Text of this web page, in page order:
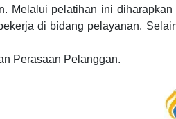
Melalui pelatihan ini diharapkan
di bidang pelayanan.
Perasaan Pelanggan.